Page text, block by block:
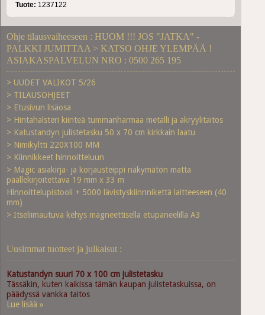
Tuote: 1237122
Ohje tilausvaiheeseen : HUOM !!! JOS "JATKA" -
PALKKI JUMITTAA > KATSO OHJE YLEMPÄÄ !
ASIAKASPALVELUN NRO : 0500 265 195
> UUDET VALIKOT 5/26
> TILAUSOHJEET
> Etusivun lisäosa
> Hintahalsteri kiinteä tummanharmaa metalli ja akryylitaitos
> Katustandyn julistetasku 50 x 70 cm kirkkain laatu
> Nimikyltti 220X100 MM
> Kiinnikkeet hinnoitteluun
> Magic asiakirja- ja korjausteippi näkymätön matta
päällekirjoitettava 19 mm x 33 m
Hinnoittelupistooli + 5000 lävistyskiinnnikettä laitteeseen (40
mm)
> Itseliimautuva kehys magneettisella etupaneelilla A3
Uusimmat tuotteet ja julkaisut :
Katustandyn suuri 70 x 100 cm julistetasku
Tässäkin, kuten kaikissa tämän kaupan julistetaskuissa, on
päädyssä vankka taitos
Lue lisää »